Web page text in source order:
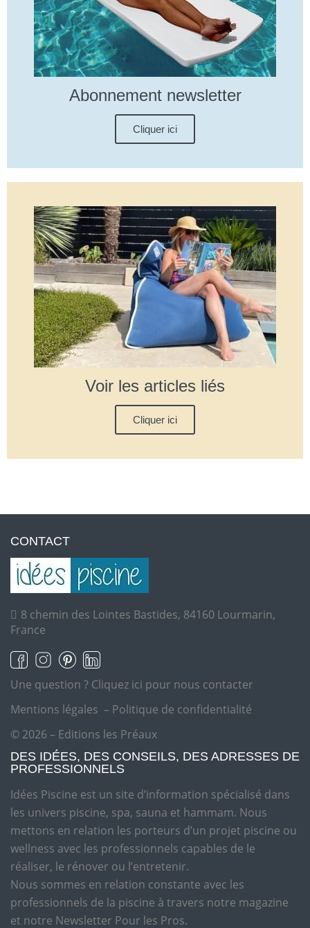
Abonnement newsletter
Cliquer ici
Voir les articles liés
Cliquer ici
CONTACT
8 chemin des Lointes Bastides, 84160 Lourmarin,
France
Une question ? Cliquez ici pour nous contacter
Mentions légales – Politique de confidentialité
© 2026 – Editions les Préaux
DES IDÉES, DES CONSEILS, DES ADRESSES DE
PROFESSIONNELS
Idées Piscine est un site d’information spécialisé dans
les univers piscine, spa, sauna et hammam. Nous
mettons en relation les porteurs d’un projet piscine ou
wellness avec les professionnels capables de le
réaliser, le rénover ou l’entretenir.
Nous sommes en relation constante avec les
professionnels de la piscine à travers notre magazine
et notre Newsletter Pour les Pros.